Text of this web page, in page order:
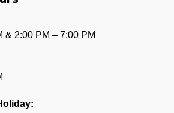
& 2:00 PM – 7:00 PM